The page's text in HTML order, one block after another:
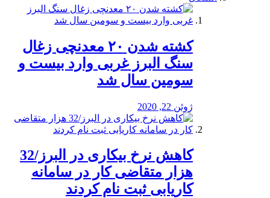
کشته شدن ۲۰ معدنچی زغال
سنگ البرز غربی وارد بیست و
سومین سال شد
ژوئن 22, 2020
کاهش نرخ بیکاری در البرز/32
هزار متقاضی کار در سامانه
کاریابی ثبت نام کردند